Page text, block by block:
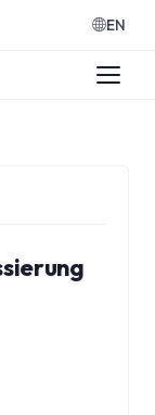
EN